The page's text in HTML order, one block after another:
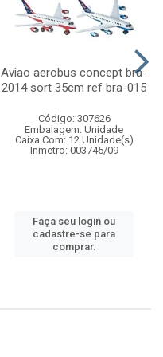
Aviao aerobus concept bra-
2014 sort 35cm ref bra-015
Código: 307626
Embalagem: Unidade
Caixa Com: 12 Unidade(s)
Inmetro: 003745/09
Faça seu login ou
cadastre-se para
comprar.